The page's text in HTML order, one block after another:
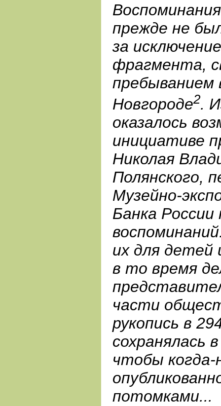
прежде не
за
фрагмента,
пребыванием
Новгороде2.
оказалось
инициативе
Николая
Полянского,
Музейно-
Банка
их для детей
в то время
части
рукопись в
сохранялась
чтобы
потомками...